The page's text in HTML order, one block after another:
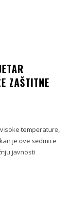
ZAŠTITNE
temperature,
je ove sedmice